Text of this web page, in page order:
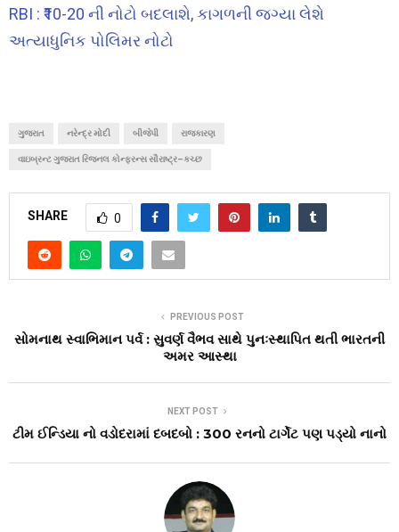
RBI : ₹10-20 ની નોટો બદલાશે, કાગળની જગ્યા લેશે
અત્યાધુનિક પોલિમર નોટો
ગુજરાત નરેન્દ્ર મોદી બીજેપી રાજકારણ
વાઇબ્રન્ટ ગુજરાત રિજનલ કોન્ફરન્સ સૌરાષ્ટ્ર–કચ્છ
SHARE 0
PREVIOUS POST
સોમનાથ સ્વાભિમાન પર્વ : સુવર્ણ વૈભવ સાથે પુનઃસ્થાપિત થતી ભારતની
અમર આસ્થા
NEXT POST
ટીમ ઈન્ડિયા નો વડોદરામાં દબદબો : 300 રનનો ટાર્ગેટ પણ પડ્યો નાનો